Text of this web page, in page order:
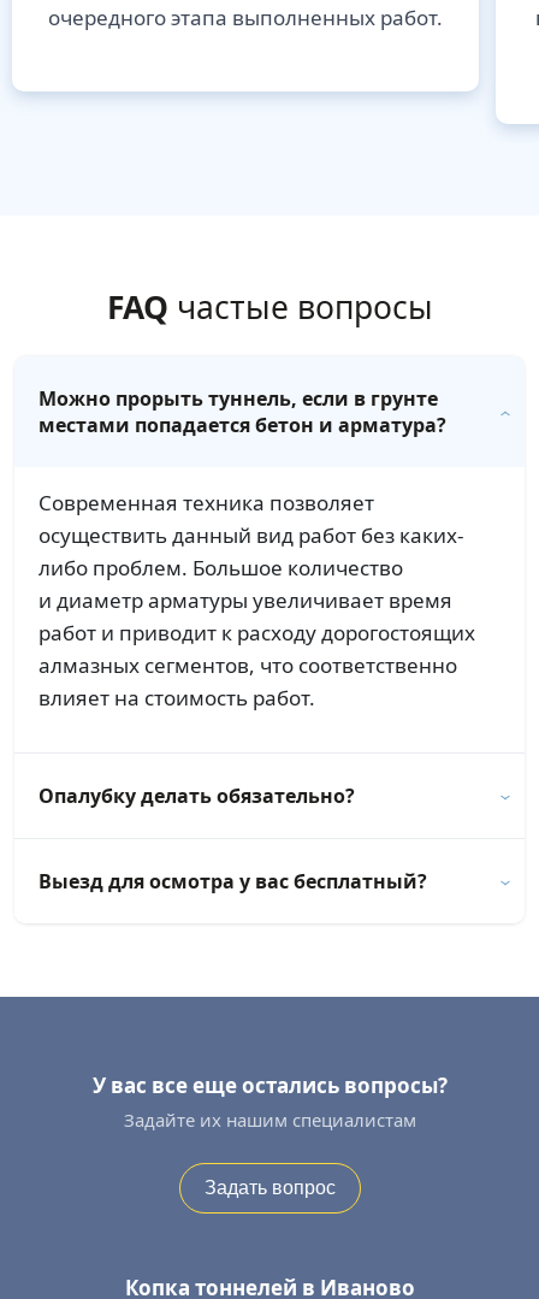
очередного этапа выполненных работ.
FAQ частые вопросы
Можно прорыть туннель, если в грунте
местами попадается бетон и арматура?
Современная техника позволяет
осуществить данный вид работ без каких-
либо проблем. Большое количество
и диаметр арматуры увеличивает время
работ и приводит к расходу дорогостоящих
алмазных сегментов, что соответственно
влияет на стоимость работ.
Опалубку делать обязательно?
Выезд для осмотра у вас бесплатный?
У вас все еще остались вопросы?
Задайте их нашим специалистам
Задать вопрос
Копка тоннелей в Иваново